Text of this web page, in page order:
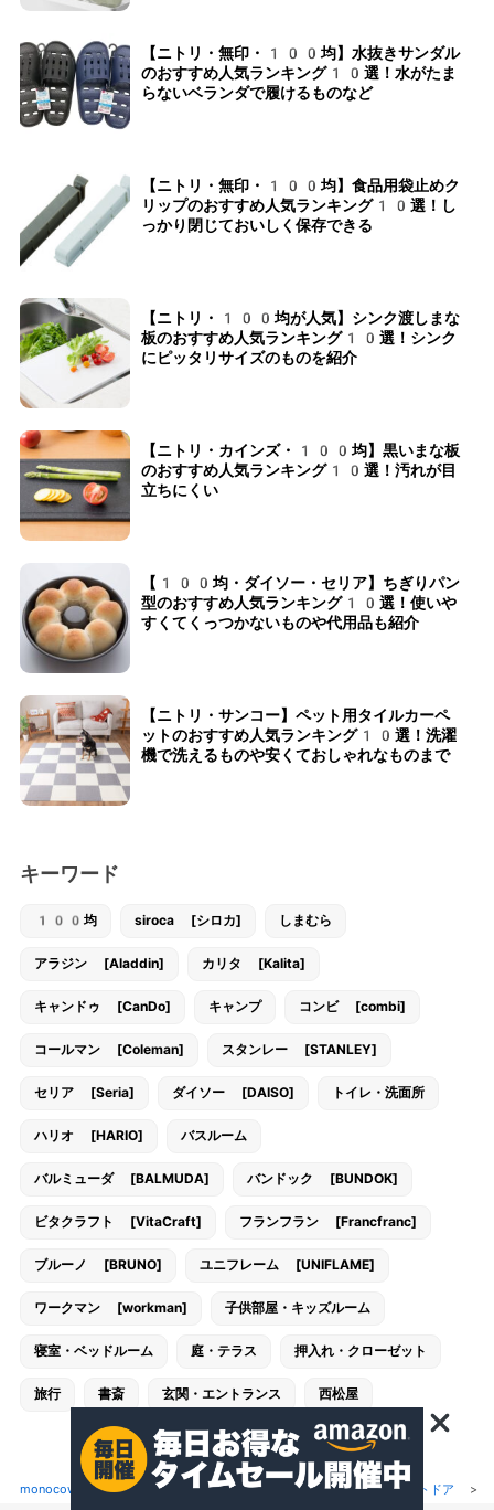
【ニトリ・無印・100均】水抜きサンダル
のおすすめ人気ランキング10選！水がたま
らないベランダで履けるものなど
【ニトリ・無印・100均】食品用袋止めク
リップのおすすめ人気ランキング10選！し
っかり閉じておいしく保存できる
【ニトリ・100均が人気】シンク渡しまな
板のおすすめ人気ランキング10選！シンク
にピッタリサイズのものを紹介
【ニトリ・カインズ・100均】黒いまな板
のおすすめ人気ランキング10選！汚れが目
立ちにくい
【100均・ダイソー・セリア】ちぎりパン
型のおすすめ人気ランキング10選！使いや
すくてくっつかないものや代用品も紹介
【ニトリ・サンコー】ペット用タイルカーペ
ットのおすすめ人気ランキング10選！洗濯
機で洗えるものや安くておしゃれなものまで
キーワード
100均 siroca [シロカ] しまむら
アラジン [Aladdin] カリタ [Kalita]
キャンドゥ [CanDo] キャンプ コンビ [combi]
コールマン [Coleman] スタンレー [STANLEY]
セリア [Seria] ダイソー [DAISO] トイレ・洗面所
ハリオ [HARIO] バスルーム
バルミューダ [BALMUDA] バンドック [BUNDOK]
ビタクラフト [VitaCraft] フランフラン [Francfranc]
ブルーノ [BRUNO] ユニフレーム [UNIFLAME]
ワークマン [workman] 子供部屋・キッズルーム
寝室・ベッドルーム 庭・テラス 押入れ・クローゼット
旅行 書斎 玄関・エントランス 西松屋
monocow[モノカウ]> スポーツ・アウトドア >キャンプ・アウトドア >